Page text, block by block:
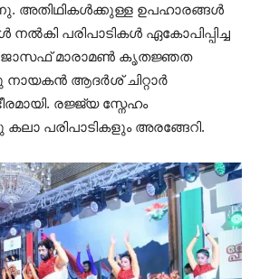
അതിഥികൾക്കുള്ള ഉപഹാരങ്ങൾ
നൽകി പരിപാടികൾ ഏകോപിപ്പിച്ച
മാരാമൺ കൃതജ്ഞത
ആദർശ് ചിറ്റാർ
രജ്ജ്യ സ്നേഹം
കലാ പരിപാടികളും അരങ്ങേറി.